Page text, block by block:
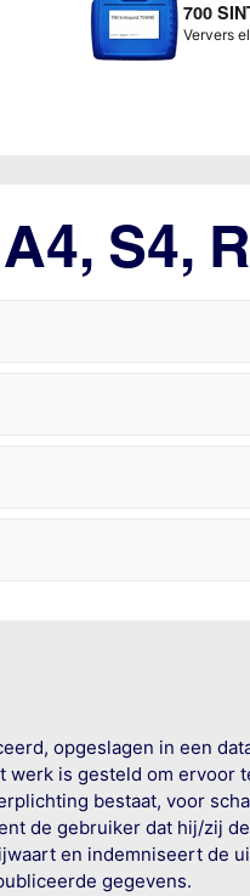
700
Ververs
S4,
opgeslagen in een
is gesteld om ervoor
bestaat, voor
de gebruiker dat hij/zij
en indemniseert de
gegevens.